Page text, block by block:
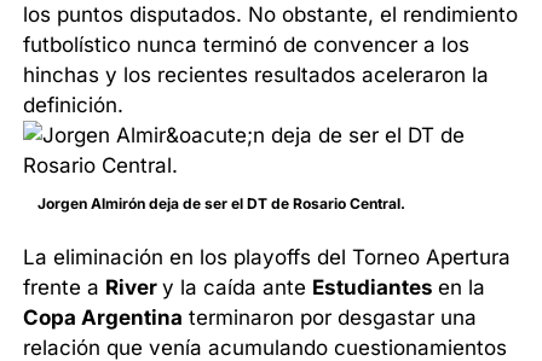
los puntos disputados. No obstante, el rendimiento
futbolístico nunca terminó de convencer a los
hinchas y los recientes resultados aceleraron la
definición.
Jorgen Almirón deja de ser el DT de Rosario Central.
La eliminación en los playoffs del Torneo Apertura
frente a Rivery la caída ante Estudiantesen la
Copa Argentina terminaron por desgastar una
relación que venía acumulando cuestionamientos